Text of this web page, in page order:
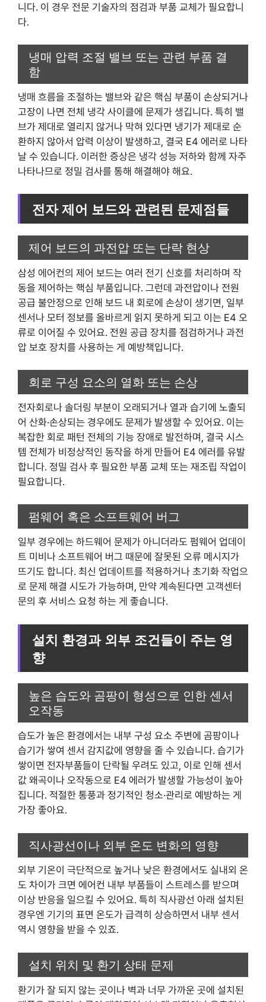
니다. 이 경우 전문 기술자의 점검과 부품 교체가 필요합니
다.
냉매 압력 조절 밸브 또는 관련 부품 결
함
냉매 흐름을 조절하는 밸브와 같은 핵심 부품이 손상되거나
고장이 나면 전체 냉각 사이클에 문제가 생깁니다. 특히 밸
브가 제대로 열리지 않거나 막혀 있다면 냉기가 제대로 순
환하지 않아서 압력 이상이 발생하고, 결국 E4 에러로 나타
날 수 있습니다. 이러한 증상은 냉각 성능 저하와 함께 자주
나타나므로 정밀 검사를 통해 해결해야 해요.
전자 제어 보드와 관련된 문제점들
제어 보드의 과전압 또는 단락 현상
삼성 에어컨의 제어 보드는 여러 전기 신호를 처리하며 작
동을 제어하는 핵심 부품입니다. 그런데 과전압이나 전원
공급 불안정으로 인해 보드 내 회로에 손상이 생기면, 일부
센서나 모터 정보를 올바르게 읽지 못하게 되고 이는 E4 오
류로 이어질 수 있어요. 전원 공급 장치를 점검하거나 과전
압 보호 장치를 사용하는 게 예방책입니다.
회로 구성 요소의 열화 또는 손상
전자회로나 솔더링 부분이 오래되거나 열과 습기에 노출되
어 산화·손상되는 경우에도 문제가 발생할 수 있어요. 이는
복잡한 회로 패턴 전체의 기능 장애로 발전하며, 결국 시스
템 전체가 비정상적인 동작을 하게 만들어 E4 에러를 유발
합니다. 정밀 검사 후 필요한 부품 교체 또는 재조립 작업이
필요합니다.
펌웨어 혹은 소프트웨어 버그
일부 경우에는 하드웨어 문제가 아니더라도 펌웨어 업데이
트 미비나 소프트웨어 버그 때문에 잘못된 오류 메시지가
뜨기도 합니다. 최신 업데이트를 적용하거나 초기화 작업으
로 문제 해결 시도가 가능하며, 만약 계속된다면 고객센터
문의 후 서비스 요청 하는 게 좋습니다.
설치 환경과 외부 조건들이 주는 영
향
높은 습도와 곰팡이 형성으로 인한 센서
오작동
습도가 높은 환경에서는 내부 구성 요소 주변에 곰팡이나
습기가 쌓여 센서 감지값에 영향을 줄 수 있습니다. 습기가
쌓이면 전자부품들이 단락될 우려도 있고, 이로 인해 센서
값 왜곡이나 오작동으로 E4 에러가 발생할 가능성이 높아
집니다. 적절한 통풍과 정기적인 청소·관리로 예방하는 게
가장 좋아요.
직사광선이나 외부 온도 변화의 영향
외부 기온이 극단적으로 높거나 낮은 환경에서도 실내외 온
도 차이가 크면 에어컨 내부 부품들이 스트레스를 받으며
이상 반응을 일으킬 수 있어요. 특히 직사광선 아래 설치된
경우엔 기기의 표면 온도가 급격히 상승하면서 내부 센서
역시 영향을 받을 수 있죠.
설치 위치 및 환기 상태 문제
환기가 잘 되지 않는 곳이나 벽과 너무 가까운 곳에 설치된